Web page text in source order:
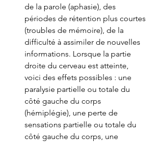
de la parole (aphasie), des
périodes de rétention plus courtes
(troubles de mémoire), de la
difficulté à assimiler de nouvelles
informations. Lorsque la partie
droite du cerveau est atteinte,
voici des effets possibles : une
paralysie partielle ou totale du
côté gauche du corps
(hémiplégie), une perte de
sensations partielle ou totale du
côté gauche du corps, une